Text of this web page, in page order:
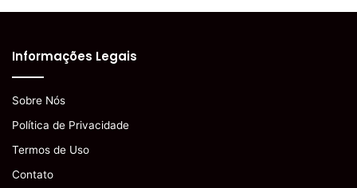
Informações Legais
Sobre Nós
Política de Privacidade
Termos de Uso
Contato